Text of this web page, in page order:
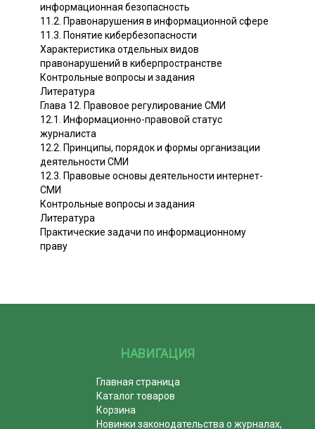
информационная безопасность
11.2. Правонарушения в информационной сфере
11.3. Понятие кибербезопасности
Характеристика отдельных видов
правонарушений в киберпространстве
Контрольные вопросы и задания
Литература
Глава 12. Правовое регулирование СМИ
12.1. Информационно-правовой статус
журналиста
12.2. Принципы, порядок и формы организации
деятельности СМИ
12.3. Правовые основы деятельности интернет-
СМИ
Контрольные вопросы и задания
Литература
Практические задачи по информационному
праву
НАВИГАЦИЯ
Главная страница
Каталог товаров
Корзина
Новинки законодательства о журналах,